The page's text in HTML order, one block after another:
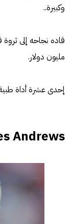
وكبيرة..
مليون دولار.
إحدى عشرة أداة
Andrews